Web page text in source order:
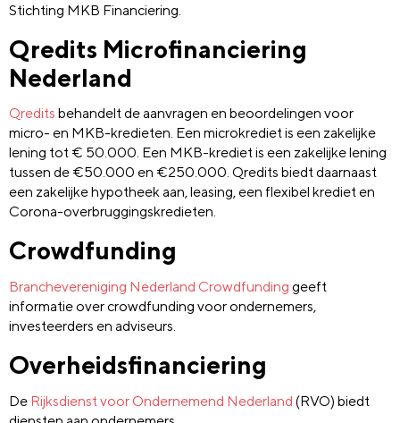
Stichting MKB Financiering.
Qredits Microfinanciering
Nederland
Qredits behandelt de aanvragen en beoordelingen voor
micro- en MKB-kredieten. Een microkrediet is een zakelijke
lening tot € 50.000. Een MKB-krediet is een zakelijke lening
tussen de €50.000 en €250.000. Qredits biedt daarnaast
een zakelijke hypotheek aan, leasing, een flexibel krediet en
Corona-overbruggingskredieten.
Crowdfunding
Branchevereniging Nederland Crowdfunding geeft
informatie over crowdfunding voor ondernemers,
investeerders en adviseurs.
Overheidsfinanciering
De Rijksdienst voor Ondernemend Nederland (RVO) biedt